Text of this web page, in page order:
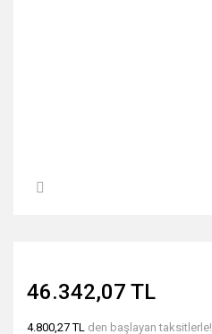
46.342,07 TL
4.800,27 TL den başlayan taksitlerle!